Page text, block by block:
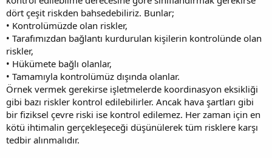
dört çeşit riskden bahsedebiliriz. Bunlar;
• Kontrolümüzde olan riskler,
• Tarafımızdan bağlantı kurdurulan kişilerin kontrolünde olan
riskler,
• Hükümete bağlı olanlar,
• Tamamıyla kontrolümüz dışında olanlar.
Örnek vermek gerekirse işletmelerde koordinasyon eksikliği
gibi bazı riskler kontrol edilebilirler. Ancak hava şartları gibi
bir fiziksel çevre riski ise kontrol edilemez. Her zaman için en
kötü ihtimalin gerçekleşeceği düşünülerek tüm risklere karşı
tedbir alınmalıdır.